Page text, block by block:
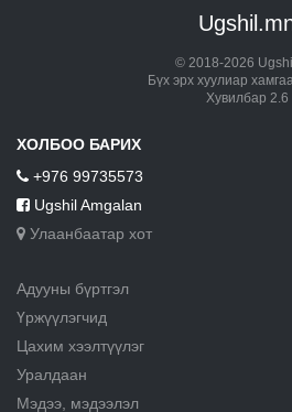
© 2018-2026
Бүх эрх хуулиар
Хувилбар 2.6
ХОЛБОО БАРИХ
+976 99735573
Ugshil Amgalan
Улаанбаатар хот
Адууны бүртгэл
Үржүүлэгчид
Цахим хээлтүүлэг
Уралдаан
Мэдээ, мэдээлэл